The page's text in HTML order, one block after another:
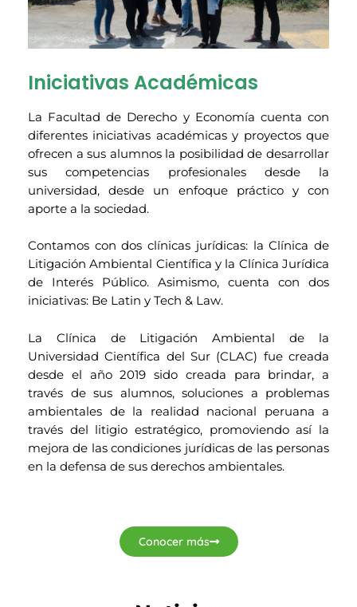
Iniciativas Académicas
La Facultad de Derecho y Economía cuenta con
diferentes iniciativas académicas y proyectos que
ofrecen a sus alumnos la posibilidad de desarrollar
sus competencias profesionales desde la
universidad, desde un enfoque práctico y con
aporte a la sociedad.
Contamos con dos clínicas jurídicas: la Clínica de
Litigación Ambiental Científica y la Clínica Jurídica
de Interés Público. Asimismo, cuenta con dos
iniciativas: Be Latin y Tech & Law.
La Clínica de Litigación Ambiental de la
Universidad Científica del Sur (CLAC) fue creada
desde el año 2019 sido creada para brindar, a
través de sus alumnos, soluciones a problemas
ambientales de la realidad nacional peruana a
través del litigio estratégico, promoviendo así la
mejora de las condiciones jurídicas de las personas
en la defensa de sus derechos ambientales.
Conocer más